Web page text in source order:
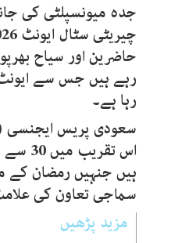
جدہ میونسپلٹی کی
حاضرین اور سیاح
رہے ہیں جس سے ایونٹ
رہا ہے۔
سعودی پریس
اس
ہیں جنہیں رمضان کے
سماجی تعاون کی
مزید پڑھیں